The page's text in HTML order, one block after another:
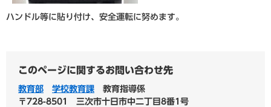
ハンドル等に貼り付け、安全運転に努めます。
このページに関するお問い合わせ先
教育部 学校教育課
教育指導係
〒728-8501
三次市十日市中二丁目8番1号